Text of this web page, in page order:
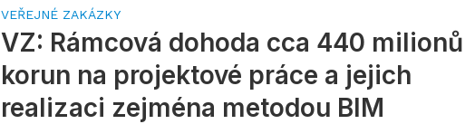
VEŘEJNÉ ZAKÁZKY
VZ: Rámcová dohoda cca 440 milionů
korun na projektové práce a jejich
realizaci zejména metodou BIM